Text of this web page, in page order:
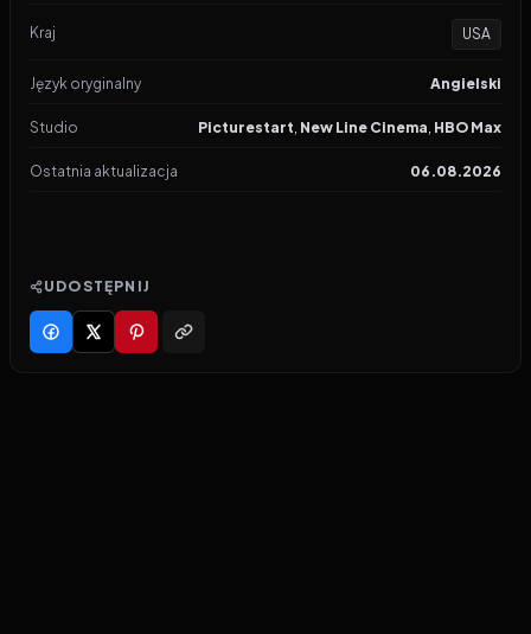
Kraj USA
Język oryginalny Angielski
Studio Picturestart, New Line Cinema, HBO Max
Ostatnia aktualizacja 06.08.2026
UDOSTĘPNIJ